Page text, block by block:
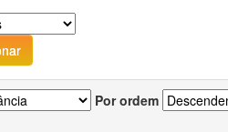
Por ordem